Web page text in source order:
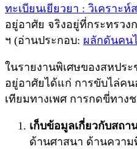
ทะเบียนเยียวยา : วิเคราะ
อยู่อาศัย จริงอยู่ที่กระทรว
ฯ (อ่านประกอบ: ผลักดันคน
ในรายงานพิเศษของสหปร
อยู่อาศัยได้แก่ การขับไล่ค
เทียมทางเพศ การกดขี่ทาง
เก็บข้อมูลเกี่ยวกับสถ
ด้านศาสนา ด้านความ